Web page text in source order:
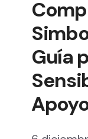
Guía